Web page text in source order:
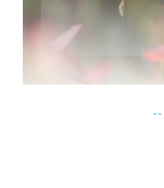
在激烈的战斗场景中
就能大大提高自己的